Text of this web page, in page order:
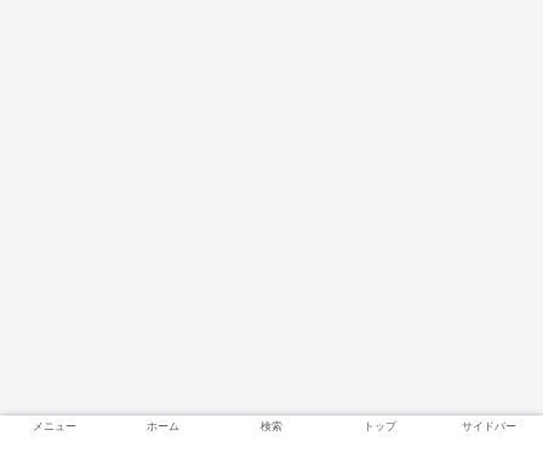
メニュー ホーム 検索 トップ サイドバー